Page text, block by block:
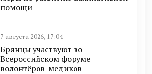
помощи
7 августа 2026, 17:04
Брянцы участвуют во
Всероссийском форуме
волонтёров-медиков